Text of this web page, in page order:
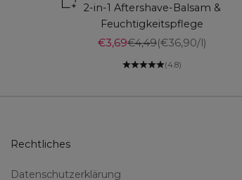
2-in-1 Aftershave-Balsam &
Feuchtigkeitspflege
Angebot
€3,69Regulärer Preis
€4,49(€36,90/l)
(4.8)
Rechtliches
Datenschutzerklärung